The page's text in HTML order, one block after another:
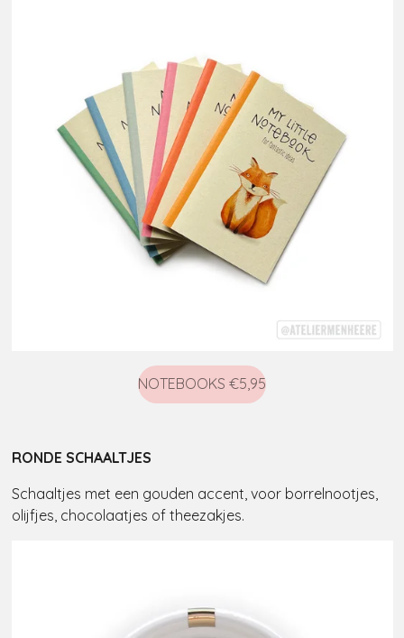
NOTEBOOKS €5,95
RONDE SCHAALTJES
Schaaltjes met een gouden accent, voor borrelnootjes,
olijfjes, chocolaatjes of theezakjes.